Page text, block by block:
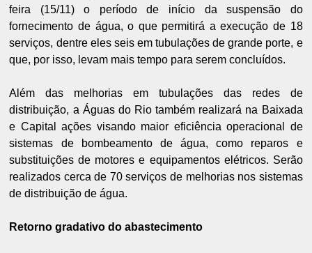
feira (15/11) o período de início da suspensão do
fornecimento de água, o que permitirá a execução de 18
serviços, dentre eles seis em tubulações de grande porte, e
que, por isso, levam mais tempo para serem concluídos.
Além das melhorias em tubulações das redes de
distribuição, a Águas do Rio também realizará na Baixada
e Capital ações visando maior eficiência operacional de
sistemas de bombeamento de água, como reparos e
substituições de motores e equipamentos elétricos. Serão
realizados cerca de 70 serviços de melhorias nos sistemas
de distribuição de água.
Retorno gradativo do abastecimento